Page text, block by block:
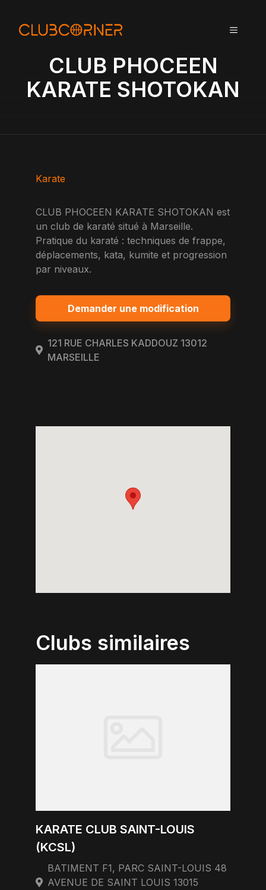
MENU
CLUB PHOCEEN
KARATE SHOTOKAN
Karate
CLUB PHOCEEN KARATE SHOTOKAN est
un club de karaté situé à Marseille.
Pratique du karaté : techniques de frappe,
déplacements, kata, kumite et progression
par niveaux.
Demander une modification
121 RUE CHARLES KADDOUZ 13012
MARSEILLE
Clubs similaires
KARATE CLUB SAINT-LOUIS
(KCSL)
BATIMENT F1, PARC SAINT-LOUIS 48
AVENUE DE SAINT LOUIS 13015